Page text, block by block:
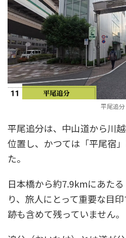
平尾追分
平尾追分は、中山道から川
位置し、かつては「平尾宿
た。
日本橋から約7.9kmにあた
り、旅人にとって重要な目
跡も含めて残っていません。